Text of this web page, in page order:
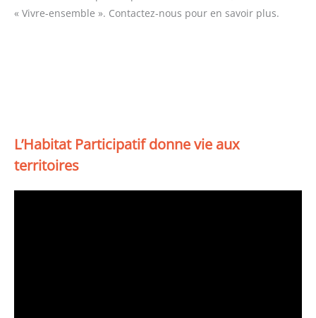
« Vivre-ensemble ». Contactez-nous pour en savoir plus.
L’Habitat Participatif donne vie aux
territoires